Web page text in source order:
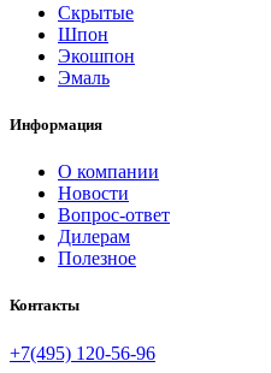
Скрытые
Шпон
Экошпон
Эмаль
Информация
О компании
Новости
Вопрос-ответ
Дилерам
Полезное
Контакты
+7(495) 120-56-96